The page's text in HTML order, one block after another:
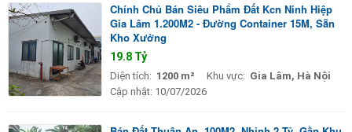
Chính Chủ Bán Siêu Phẩm Đất Kcn Ninh Hiệp
Gia Lâm 1.200M2 - Đường Container 15M, Sẵn
Kho Xưởng
19.8 Tỷ
Diện tích: 1200 m² Khu vực: Gia Lâm, Hà Nội
Cập nhật: 10/07/2026